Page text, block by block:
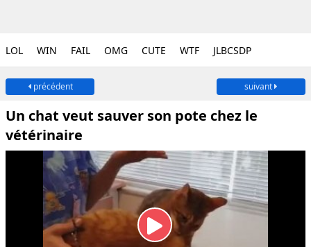
LOL WIN FAIL OMG CUTE WTF JLBCSDP
précédent suivant
Un chat veut sauver son pote chez le
vétérinaire